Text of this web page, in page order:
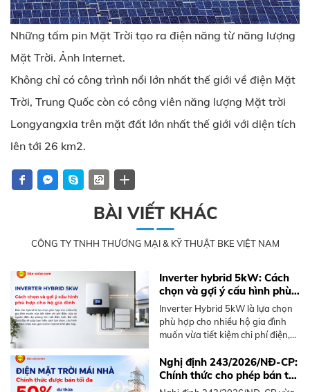
Những tấm pin Mặt Trời tạo ra điện năng từ năng lượng
Mặt Trời. Ảnh Internet.
Không chỉ có công trình nổi lớn nhất thế giới về điện Mặt
Trời, Trung Quốc còn có công viên năng lượng Mặt trời
Longyangxia trên mặt đất lớn nhất thế giới với diện tích
lên tới 26 km2.
BÀI VIẾT KHÁC
CÔNG TY TNHH THƯƠNG MẠI & KỸ THUẬT BKE VIỆT NAM
Inverter hybrid 5kW: Cách
chọn và gợi ý cấu hình phù
hợp cho hộ gia đình
Inverter Hybrid 5kW là lựa chọn
phù hợp cho nhiều hộ gia đình
muốn vừa tiết kiệm chi phí điện,
mất điện lưới. Tuy nhiên, không
phải hệ thống 5kW nào cũng
phù hợp với mọi nhu cầu sử
Nghị định 243/2026/NĐ-CP:
Chính thức cho phép bán tối
đa 50% điện mặt trời mái